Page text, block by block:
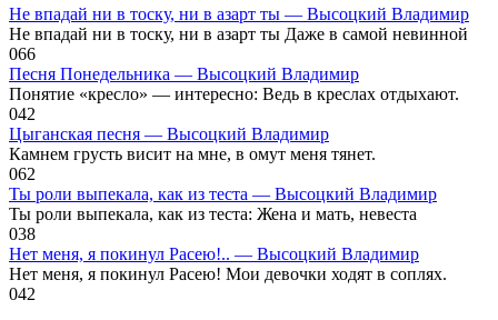
Не впадай ни в тоску, ни в азарт ты — Высоцкий Владимир
Не впадай ни в тоску, ни в азарт ты Даже в самой невинной
066
Песня Понедельника — Высоцкий Владимир
Понятие «кресло» — интересно: Ведь в креслах отдыхают.
042
Цыганская песня — Высоцкий Владимир
Камнем грусть висит на мне, в омут меня тянет.
062
Ты роли выпекала, как из теста — Высоцкий Владимир
Ты роли выпекала, как из теста: Жена и мать, невеста
038
Нет меня, я покинул Расею!.. — Высоцкий Владимир
Нет меня, я покинул Расею! Мои девочки ходят в соплях.
042